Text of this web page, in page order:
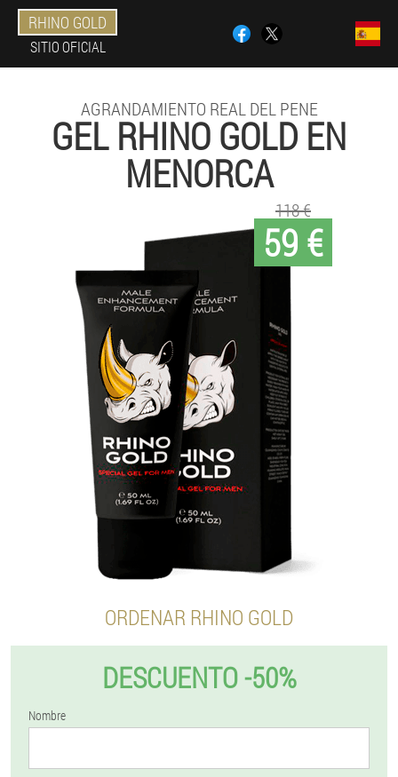
RHINO GOLD
SITIO OFICIAL
AGRANDAMIENTO REAL DEL PENE
GEL RHINO GOLD EN
MENORCA
59 €
118 €
ORDENAR RHINO GOLD
DESCUENTO -50%
Nombre